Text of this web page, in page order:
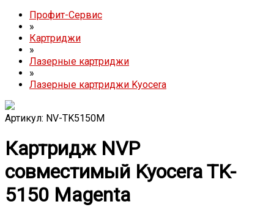
Профит-Сервис
»
Картриджи
»
Лазерные картриджи
»
Лазерные картриджи Kyocera
Артикул: NV-TK5150M
Картридж NVP
совместимый Kyocera TK-
5150 Magenta